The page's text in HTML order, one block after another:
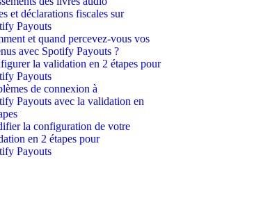
et déclarations fiscales sur
Payouts
et quand percevez-vous vos
avec Spotify Payouts ?
la validation en 2 étapes pour
Payouts
de connexion à
Payouts avec la validation en
la configuration de votre
en 2 étapes pour
Payouts